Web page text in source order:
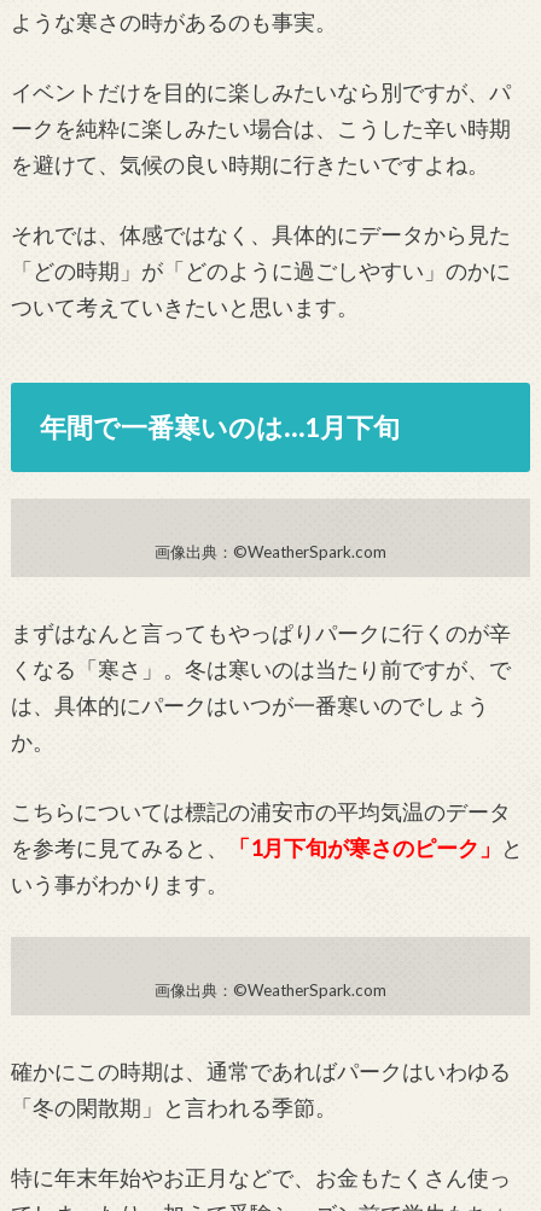
ような寒さの時があるのも事実。
イベントだけを目的に楽しみたいなら別ですが、パ
ークを純粋に楽しみたい場合は、こうした辛い時期
を避けて、気候の良い時期に行きたいですよね。
それでは、体感ではなく、具体的にデータから見た
「どの時期」が「どのように過ごしやすい」のかに
ついて考えていきたいと思います。
年間で一番寒いのは…1月下旬
画像出典：©WeatherSpark.com
まずはなんと言ってもやっぱりパークに行くのが辛
くなる「寒さ」。冬は寒いのは当たり前ですが、で
は、具体的にパークはいつが一番寒いのでしょう
か。
こちらについては標記の浦安市の平均気温のデータ
を参考に見てみると、
「1月下旬が寒さのピーク」
と
いう事がわかります。
画像出典：©WeatherSpark.com
確かにこの時期は、通常であればパークはいわゆる
「冬の閑散期」と言われる季節。
特に年末年始やお正月などで、お金もたくさん使っ